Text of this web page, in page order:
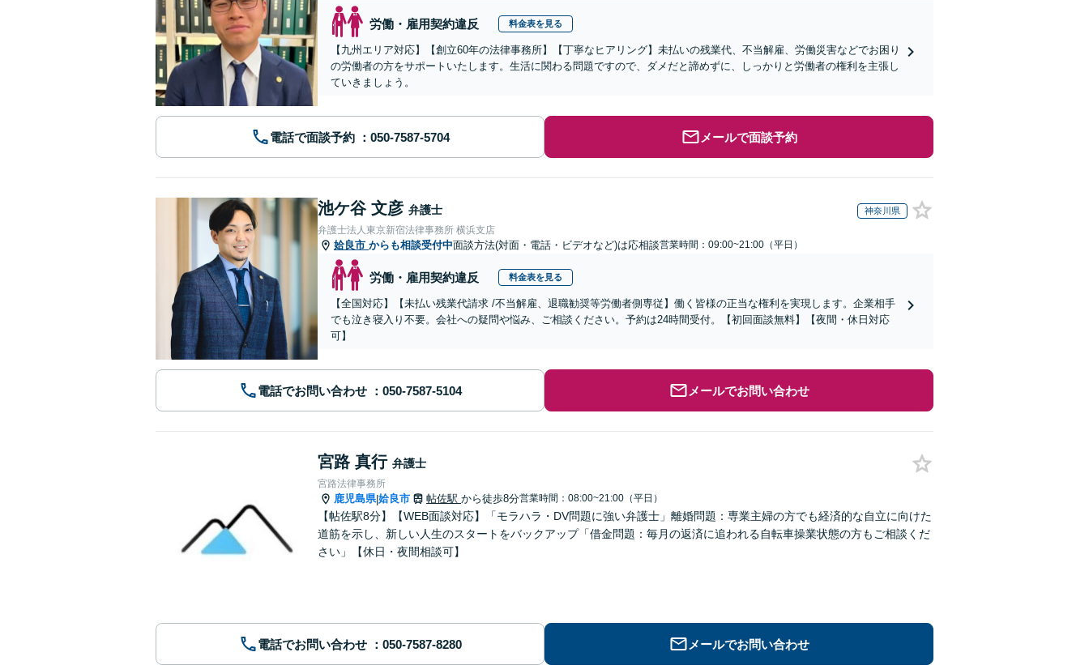
労働・雇用契約違反 料金表を見る
【九州エリア対応】【創立60年の法律事務所】【丁寧なヒアリング】未払いの残業代、不当解雇、労働災害などでお困り
の労働者の方をサポートいたします。生活に関わる問題ですので、ダメだと諦めずに、しっかりと労働者の権利を主張し
ていきましょう。
電話で面談予約 メールで面談予約
池ケ谷 文彦 弁護士 神奈川県
弁護士法人東京新宿法律事務所 横浜支店
姶良市 からも相談受付中面談方法(対面・電話・ビデオなど)は応相談営業時間：09:00~21:00（平日）
労働・雇用契約違反 料金表を見る
【全国対応】【未払い残業代請求 /不当解雇、退職勧奨等労働者側専従】働く皆様の正当な権利を実現します。企業相手
でも泣き寝入り不要。会社への疑問や悩み、ご相談ください。予約は24時間受付。【初回面談無料】【夜間・休日対応
可】
電話でお問い合わせ メールでお問い合わせ
宮路 真行 弁護士
宮路法律事務所
鹿児島県|姶良市 帖佐駅 から徒歩8分営業時間：08:00~21:00（平日）
【帖佐駅8分】【WEB面談対応】「モラハラ・DV問題に強い弁護士」離婚問題：専業主婦の方でも経済的な自立に向けた
道筋を示し、新しい人生のスタートをバックアップ「借金問題：毎月の返済に追われる自転車操業状態の方もご相談くだ
さい」【休日・夜間相談可】
電話でお問い合わせ メールでお問い合わせ